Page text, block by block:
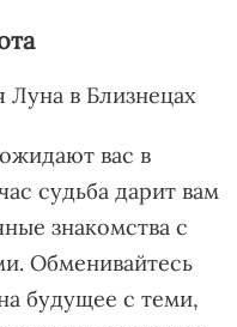
Луна в Близнецах
вас в
судьба дарит вам
знакомства с
Обменивайтесь
будущее с теми,